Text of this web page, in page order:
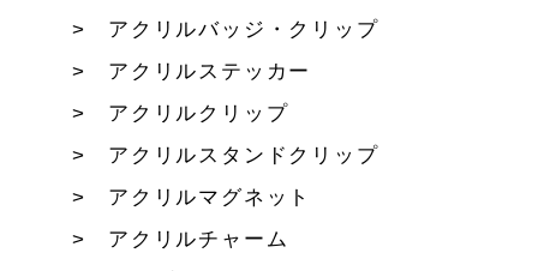
アクリルバッジ・クリップ
アクリルステッカー
アクリルクリップ
アクリルスタンドクリップ
アクリルマグネット
アクリルチャーム